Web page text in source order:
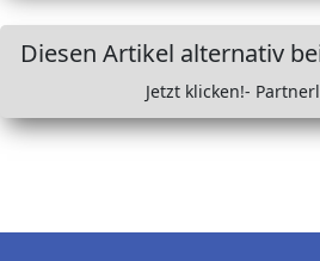
Diesen Artikel alternativ
Jetzt klicken!-